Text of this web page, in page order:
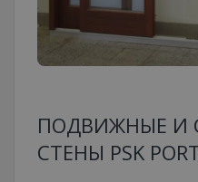
ПОДВИЖНЫЕ И
СТЕНЫ PSK
Целевые